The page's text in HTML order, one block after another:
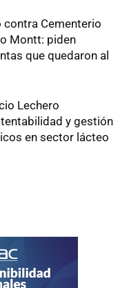
Cementerio
Montt: piden
que quedaron al
Lechero
y gestión
en sector lácteo